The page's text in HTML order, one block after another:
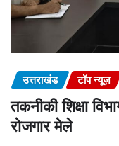
उत्तराखंड टॉप न्यूज़
तकनीकी शिक्षा
रोजगार मेले